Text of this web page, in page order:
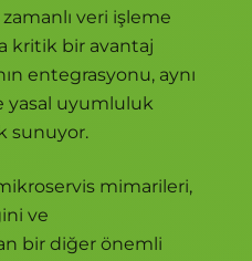
veri işleme
kritik bir avantaj
entegrasyonu, aynı
yasal uyumluluk
sunuyor.
mimarileri,
ve
bir diğer önemli